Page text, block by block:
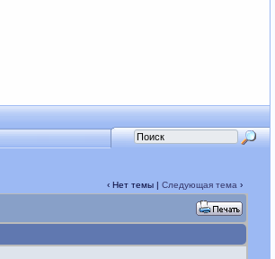
‹ Нет темы |Следующая тема ›